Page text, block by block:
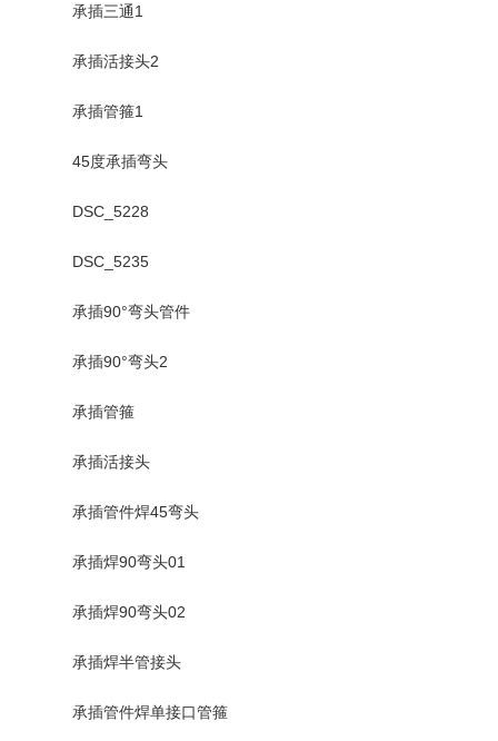
承插三通1
承插活接头2
承插管箍1
45度承插弯头
DSC_5228
DSC_5235
承插90°弯头管件
承插90°弯头2
承插管箍
承插活接头
承插管件焊45弯头
承插焊90弯头01
承插焊90弯头02
承插焊半管接头
承插管件焊单接口管箍